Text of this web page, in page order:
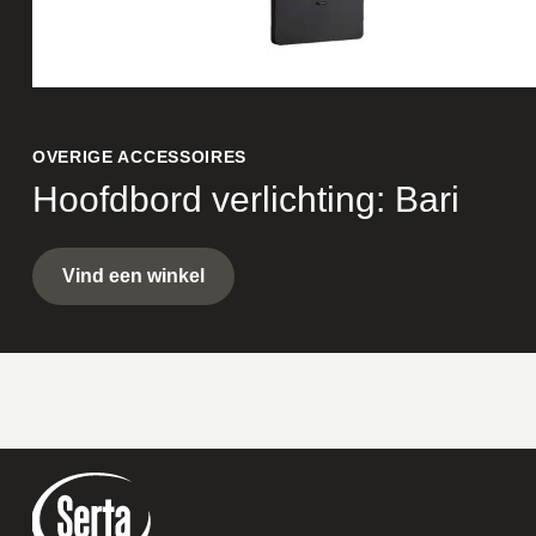
OVERIGE ACCESSOIRES
Hoofdbord verlichting: Bari
Vind een winkel